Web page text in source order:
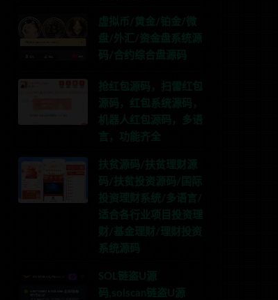
虚拟币/黄金/铂金/微
盘/外汇/资金盘系统源
码/合约综合盘源码
抢红包源码，扫雷红包
源码，红包系统源码，
机器人红包源码，多语
言，功能齐全
扶贫源码/扶贫理财源
码/扶贫投资源码/国际
投资理财系统/多语言/
适合各行业项目投资理
财/基金理财/理财投资
系统源码
SOL链盗U源
码,solscan链盗U源